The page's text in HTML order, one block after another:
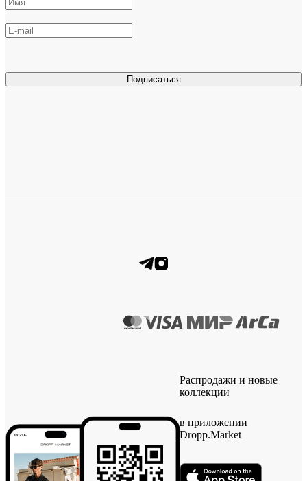
Подписаться
Распродажи и новые
коллекции
в приложении
Dropp.Market